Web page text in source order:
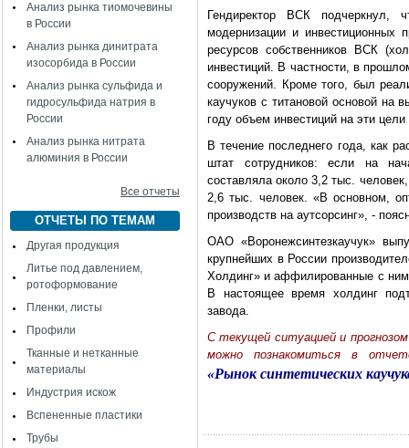
Анализ рынка тиомочевины
в России
Анализ рынка динитрата
изосорбида в России
Анализ рынка сульфида и
гидросульфида натрия в
России
Анализ рынка нитрата
алюминия в России
Все отчеты
ОТЧЕТЫ ПО ТЕМАМ
Другая продукция
Литье под давлением,
ротоформование
Пленки, листы
Профили
Тканные и нетканные
материалы
Индустрия искож
Вспененные пластики
Трубы
Гендиректор ВСК подчеркнул,
модернизации и
ресурсов собственников ВСК
инвестиций. В частности, в
сооружений. Кроме того, был
каучуков с титановой основой на
году объем инвестиций на эти
В течение последнего года, как
штат сотрудников: если на
составляла около 3,2 тыс.
2,6 тыс. человек. «В основном,
производств на аутсорсинг», -
ОАО «Воронежсинтезкаучук»
крупнейших в России
Холдинг» и аффилированные с ним
В настоящее время холдинг
завода.
C текущей ситуацией и
можно познакомиться в
«Рынок синтетических